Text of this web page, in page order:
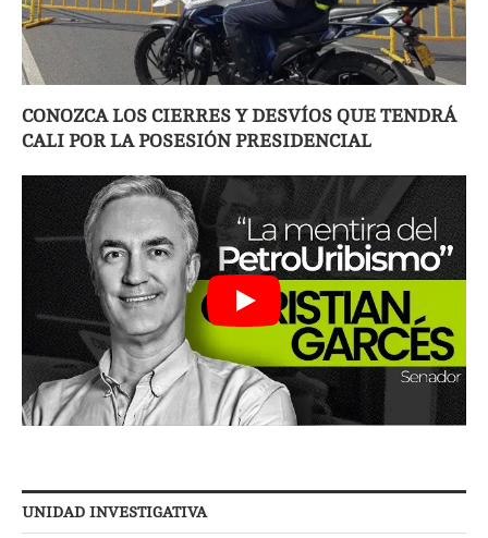
CONOZCA LOS CIERRES Y DESVÍOS QUE TENDRÁ
CALI POR LA POSESIÓN PRESIDENCIAL
UNIDAD INVESTIGATIVA